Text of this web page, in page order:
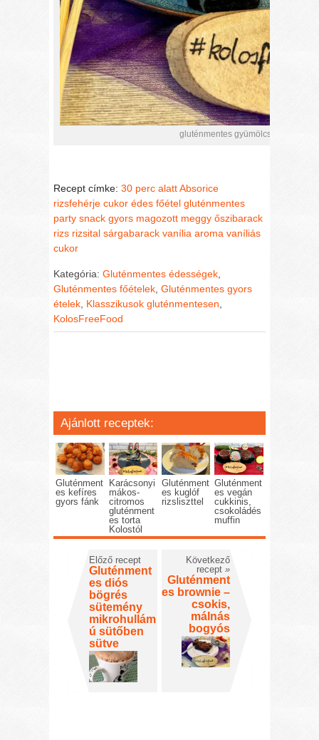
gluténmentes gyümölcsös,
Recept címke:30 perc alattAbsorice
rizsfehérje cukor édes főétel gluténmentes
party snack gyors magozott meggy őszibarack
rizs rizsital sárgabarack vanília aroma vaníliás
cukor
Kategória:Gluténmentes édességek,
Gluténmentes főételek,Gluténmentes gyors
ételek, Klasszikusok gluténmentesen,
KolosFreeFood
Ajánlott receptek:
Gluténment
es kefíres
gyors fánk
Karácsonyi
mákos-
citromos
gluténment
es torta
Kolostól
Gluténment
es kuglóf
rizsliszttel
Gluténment
es vegán
cukkinis,
csokoládés
muffin
Előző recept
Gluténment
es diós
bögrés
sütemény
mikrohullám
ú sütőben
sütve
Következő
recept »
Gluténment
es brownie –
csokis,
málnás
bogyós